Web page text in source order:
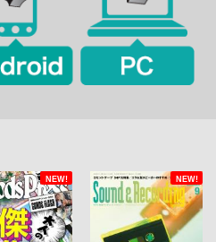
NEW! NEW!